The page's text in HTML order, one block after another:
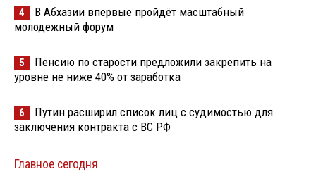
4
В Абхазии впервые пройдёт масштабный
молодёжный форум
5
Пенсию по старости предложили закрепить на
уровне не ниже 40% от заработка
6
Путин расширил список лиц с судимостью для
заключения контракта с ВС РФ
Главное сегодня